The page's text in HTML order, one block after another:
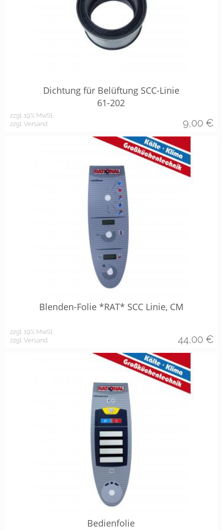
Dichtung für Belüftung SCC-Linie
61-202
zzgl. 19% MwSt.
zzgl. Versand
9,00 €
Blenden-Folie *RAT* SCC Linie, CM
zzgl. 19% MwSt.
zzgl. Versand
44,00 €
Bedienfolie